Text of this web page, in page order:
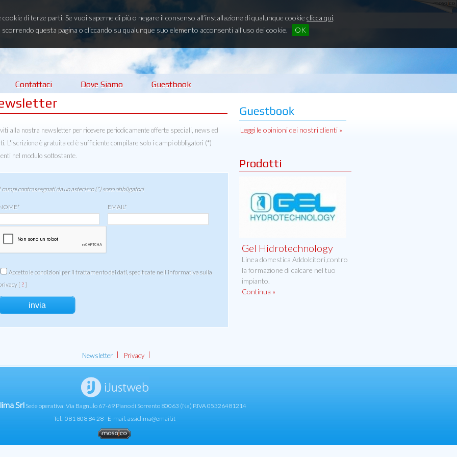
di terze parti. Se vuoi saperne di più o negare il consenso all’installazione di qualunque cookie clicca qui.
questa pagina o cliccando su qualunque suo elemento acconsenti all’uso dei cookie.
OK
Contattaci Dove Siamo Guestbook
alla nostra newsletter per ricevere periodicamente offerte speciali, news ed
L'iscrizione è gratuita ed è sufficiente compilare solo i campi obbligatori (*)
nel modulo sottostante.
campi contrassegnati da un asterisco (*) sono obbligatori
EMAIL*
Accetto le condizioni per il trattamento dei dati, specificate nell'informativa sulla
[ ? ]
Leggi le opinioni dei nostri clienti »
Prodotti
Gel Hidrotechnology
Linea domestica Addolcitori,contro
la formazione di calcare nel tuo
impianto.
Continua »
Newsletter | Privacy |
Srl Sede operativa: Via Bagnulo 67-69 Piano di Sorrento 80063 (Na) P.IVA 05326481214
Tel.: 081 808 84 28 - E-mail: assiclima@email.it